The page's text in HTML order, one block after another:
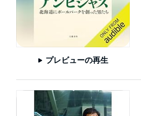
プレビューの再生